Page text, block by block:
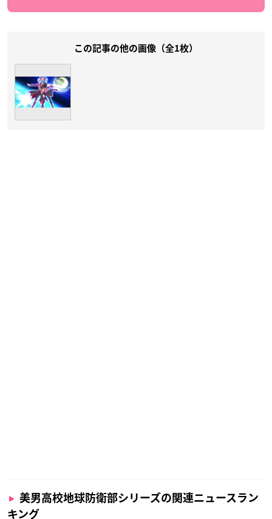
この記事の他の画像（全1枚）
美男高校地球防衛部シリーズの関連ニュースラン
キング